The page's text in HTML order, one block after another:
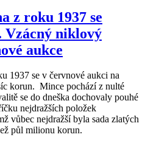
z roku 1937 se
Vzácný niklový
aukce
1937 se v červnové aukci na
korun. Mince pochází z nulté
se do dneška dochovaly pouhé
nejdražších položek
vůbec nejdražší byla sada zlatých
půl milionu korun.